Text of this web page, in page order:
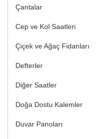
Çantalar
Cep ve Kol Saatleri
Çiçek ve Ağaç Fidanları
Defterler
Diğer Saatler
Doğa Dostu Kalemler
Duvar Panoları